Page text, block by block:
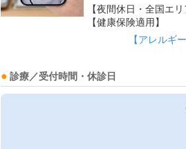
【夜間休日・全国エリ
【健康保険適用】
【アレルギ
診療／受付時間・休診日